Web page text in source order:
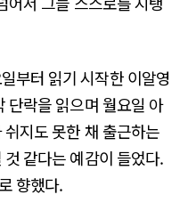
부터 읽기 시작한 이알영
단락을 읽으며 월요일 아
지도 못한 채 출근하는
같다는 예감이 들었다.
향했다.